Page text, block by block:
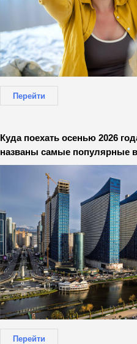
Перейти
Куда поехать осенью 2026
названы самые популярные
Перейти